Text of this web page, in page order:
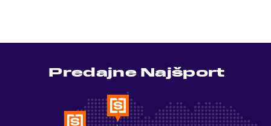
Predajne Najšport